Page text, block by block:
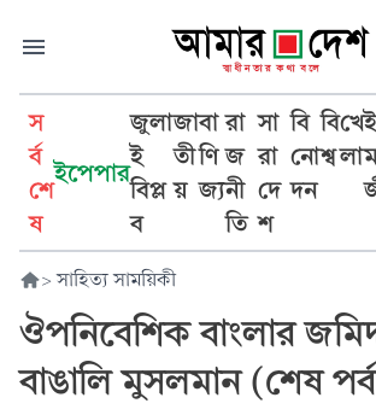
স
র্ব
শে
ষ
ইপেপার
জুলা
ই
বিপ্ল
ব
জা
তী
য়
বা
ণি
জ্য
রা
জ
নী
তি
সা
রা
দে
শ
বি
নো
দন
বি
শ্ব
খে
লা
> সাহিত্য সাময়িকী
ঔপনিবেশিক বাংলার
বাঙালি মুসলমান (শেষ